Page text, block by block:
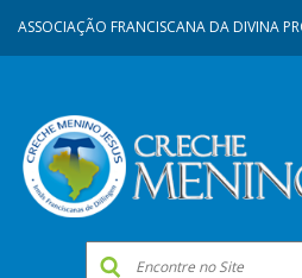
ASSOCIAÇÃO FRANCISCANA DA DIVINA